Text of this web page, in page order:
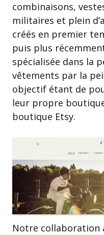
combinaisons,
militaires et plein
créés en premier
puis plus
spécialisée dans la
vêtements par la
objectif étant de
leur propre
boutique Etsy.
Notre collaboration